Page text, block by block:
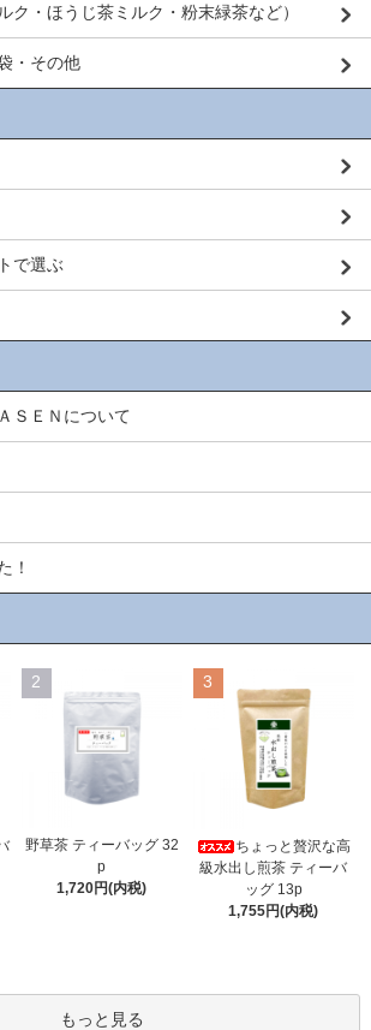
ク・ほうじ茶ミルク・粉末緑茶など）
・その他
で選ぶ
ＳＥＮについて
！
2
野草茶 ティーバッグ 32
p
1,720円(内税)
3
ちょっと贅沢な高
級水出し煎茶 ティーバ
ッグ 13p
1,755円(内税)
もっと見る